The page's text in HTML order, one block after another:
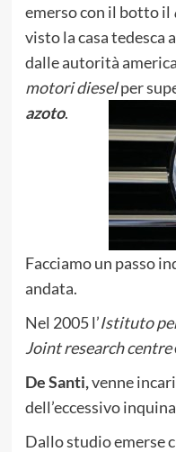
emerso con il botto il
visto la casa tedesca
dalle autorità
motori dieselper
azoto.
Facciamo un passo
andata.
Nel 2005 l’Istituto
Joint research centre
De Santi,venne
dell’eccessivo
Dallo studio emerse